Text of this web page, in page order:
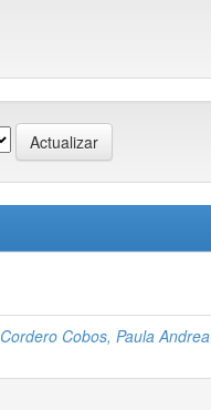
Cordero Cobos, Paula Andrea